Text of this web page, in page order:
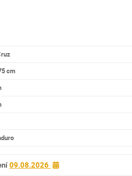
cm
09.08.2026